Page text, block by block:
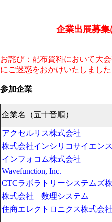
企業出展募
お詫び：配布資料において大
にご迷惑をおかけいたしまし
参加企業
企業名（五十音順）
アクセルリス株式会社
株式会社インシリコサイエンス
インフォコム株式会社
Wavefunction, Inc.
CTCラボラトリーシステムズ
株式会社 数理システム
住商エレクトロニクス株式会社